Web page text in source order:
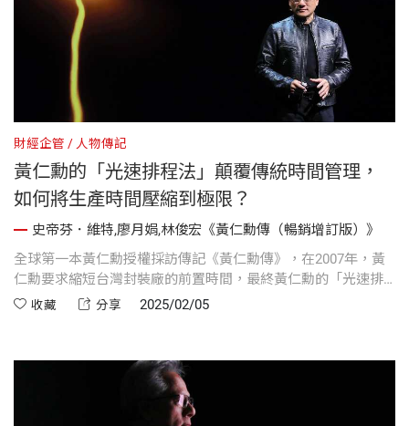
財經企管 人物傳記
黃仁勳的「光速排程法」顛覆傳統時間管理，
如何將生產時間壓縮到極限？
史帝芬．維特,廖月娟,林俊宏《黃仁勳傳（暢銷增訂版）》
全球第一本黃仁勳授權採訪傳記《黃仁勳傳》，在2007年，黃
仁勳要求縮短台灣封裝廠的前置時間，最終黃仁勳的「光速排
程法」概念最終啟發了蕭奎斯特不僅顛覆了她的營運思維，還
收藏 分享 2025/02/05